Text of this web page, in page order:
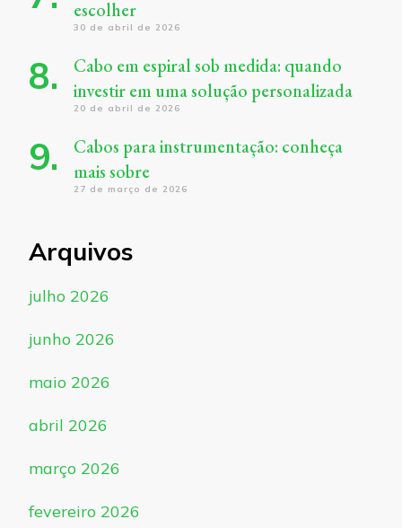
escolher
30 de abril de 2026
Cabo em espiral sob medida: quando
investir em uma solução personalizada
20 de abril de 2026
Cabos para instrumentação: conheça
mais sobre
27 de março de 2026
Arquivos
julho 2026
junho 2026
maio 2026
abril 2026
março 2026
fevereiro 2026